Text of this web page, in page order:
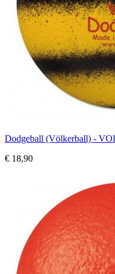
Dodgeball (Völkerball) -
€ 18,90